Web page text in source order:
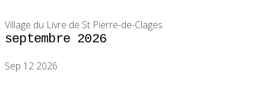
Village du Livre de St Pierre-de-Clages
septembre 2026
Sep 12 2026